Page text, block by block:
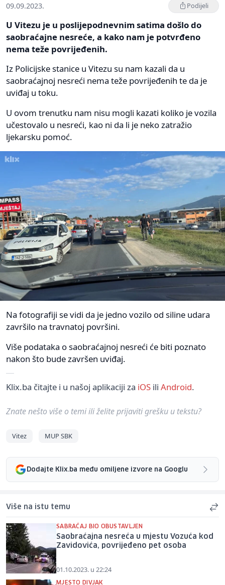
09.09.2023. Podijeli
U Vitezu je u poslijepodnevnim satima došlo do
saobraćajne nesreće, a kako nam je potvrđeno
nema teže povrijeđenih.
Iz Policijske stanice u Vitezu su nam kazali da u
saobraćajnoj nesreći nema teže povrijeđenih te da je
uviđaj u toku.
U ovom trenutku nam nisu mogli kazati koliko je vozila
učestovalo u nesreći, kao ni da li je neko zatražio
ljekarsku pomoć.
Na fotografiji se vidi da je jedno vozilo od siline udara
završilo na travnatoj površini.
Više podataka o saobraćajnoj nesreći će biti poznato
nakon što bude završen uviđaj.
Klix.ba čitajte i u našoj aplikaciji za iOS ili Android.
Znate nešto više o temi ili želite prijaviti grešku u tekstu?
Vitez MUP SBK
Dodajte Klix.ba među omiljene izvore na Googlu
Više na istu temu
SABRAĆAJ BIO OBUSTAVLJEN
Saobraćajna nesreća u mjestu Vozuća kod
Zavidovića, povrijeđeno pet osoba
01.10.2023. u 22:24
MJESTO DIVJAK